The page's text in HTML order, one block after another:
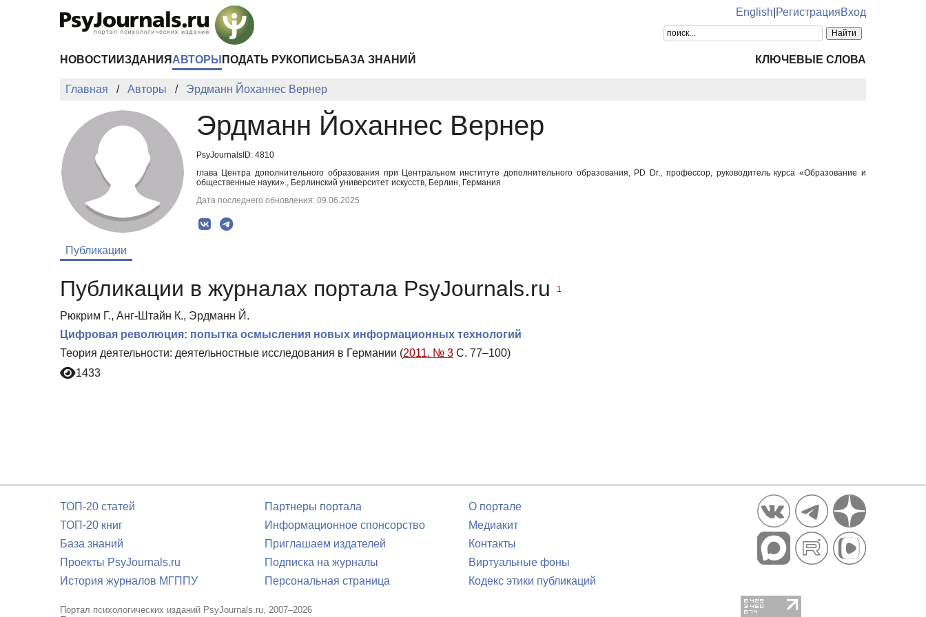
English РегистрацияВход
НОВОСТИ ИЗДАНИЯ АВТОРЫ ПОДАТЬ РУКОПИСЬ БАЗА ЗНАНИЙ КЛЮЧЕВЫЕ СЛОВА
Главная Авторы Эрдманн Йоханнес Вернер
Эрдманн Йоханнес Вернер
PsyJournalsID: 4810
глава Центра дополнительного образования при Центральном институте дополнительного образования, PD Dr., профессор, руководитель курса «Образование и
общественные науки»., Берлинский университет искусств, Берлин, Германия
Дата последнего обновления: 09.06.2025
Публикации
Публикации в журналах портала PsyJournals.ru 1
Рюкрим Г., Анг-Штайн К., Эрдманн Й.
Цифровая революция: попытка осмысления новых информационных технологий
Теория деятельности: деятельностные исследования в Германии (2011. № 3 С. 77–100)
1433
ТОП-20 статей
ТОП-20 книг
База знаний
Проекты PsyJournals.ru
История журналов МГППУ
Партнеры портала
Информационное спонсорство
Приглашаем издателей
Подписка на журналы
Персональная страница
О портале
Медиакит
Контакты
Виртуальные фоны
Кодекс этики публикаций
Портал психологических изданий PsyJournals.ru, 2007–2026